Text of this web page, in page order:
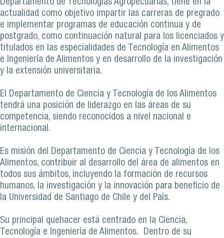
Departamento de Tecnologías Agropecuarias, tiene en la
actualidad como objetivo impartir las carreras de pregrado
e implementar programas de educación continua y de
postgrado, como continuación natural para los licenciados y
titulados en las especialidades de Tecnología en Alimentos
e Ingeniería de Alimentos y en desarrollo de la investigación
y la extensión universitaria.
El Departamento de Ciencia y Tecnología de los Alimentos
tendrá una posición de liderazgo en las áreas de su
competencia, siendo reconocidos a nivel nacional e
internacional.
Es misión del Departamento de Ciencia y Tecnología de los
Alimentos, contribuir al desarrollo del área de alimentos en
todos sus ámbitos, incluyendo la formación de recursos
humanos, la investigación y la innovación para beneficio de
la Universidad de Santiago de Chile y del País.
Su principal quehacer está centrado en la Ciencia,
Tecnología e Ingeniería de Alimentos. Dentro de su